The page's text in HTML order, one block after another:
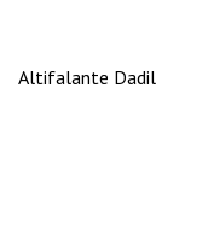
Altifalante Dadil